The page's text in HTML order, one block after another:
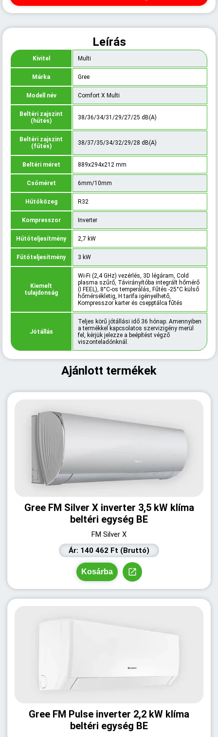
Leírás
Kivitel Multi
Márka Gree
Modell név Comfort X Multi
Beltéri zajszint
(hűtés)
38/36/34/31/29/27/25 dB(A)
Beltéri zajszint
(fűtés)
38/37/35/34/32/29/28 dB(A)
Beltéri méret 889x294x212 mm
Csőméret 6mm/10mm
Hűtőközeg R32
Kompresszor Inverter
Hűtőteljesítmény 2,7 kW
Fűtőteljesítmény 3 kW
Kiemelt
tulajdonság
Wi-Fi (2,4 GHz) vezérlés, 3D légáram, Cold
plasma szűrő, Távirányítóba integrált hőmérő
(I FEEL), 8°C-os temperálás, Fűtés -25°C külső
hőmérsékletig, H tarifa igényelhető,
Kompresszor karter és csepptálca fűtés
Jótállás
Teljes körű jótállási idő 36 hónap. Amennyiben
a termékkel kapcsolatos szervizigény merül
fel, kérjük jelezze a beépítést végző
viszonteladónknál.
Ajánlott termékek
Gree FM Silver X inverter 3,5 kW klíma
beltéri egység BE
FM Silver X
Ár: 140 462 Ft (Bruttó)
Kosárba
Gree FM Pulse inverter 2,2 kW klíma
beltéri egység BE